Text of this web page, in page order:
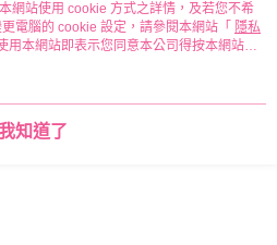
網站使用 cookie 方式之詳情，及若您不希
電腦的 cookie 設定，請參閱本網站「 隱私
用本網站即表示您同意本公司得按本網站使
知道了